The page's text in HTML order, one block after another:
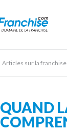
Articles sur la franchise
QUAND